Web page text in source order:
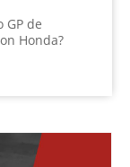
GP de
Honda?